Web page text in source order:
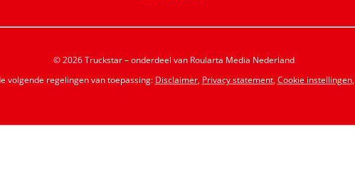
© 2026 Truckstar – onderdeel van Roularta Media Nederland
volgende regelingen van toepassing: Disclaimer, Privacy statement,Cookie instellingen,